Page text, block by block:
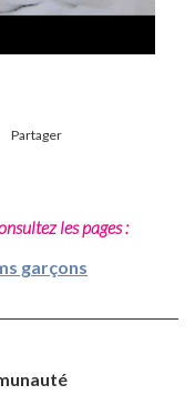
Partager
les pages :
garçons